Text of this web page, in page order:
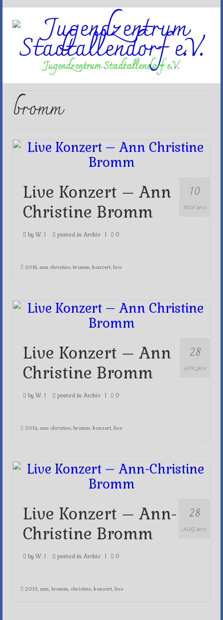
Jugendzentrum Stadtallendorf e.V.
bromm
10
NOV 2015
Live Konzert – Ann
Christine Bromm
by W. posted in: Archiv 0
2015, ann christine, bromm, konzert, live
28
APR 2014
Live Konzert – Ann
Christine Bromm
by W. posted in: Archiv 0
2014, ann christine, bromm, konzert, live
28
AUG 2013
Live Konzert – Ann-
Christine Bromm
by W. posted in: Archiv 0
2013, ann, bromm, christine, konzert, live